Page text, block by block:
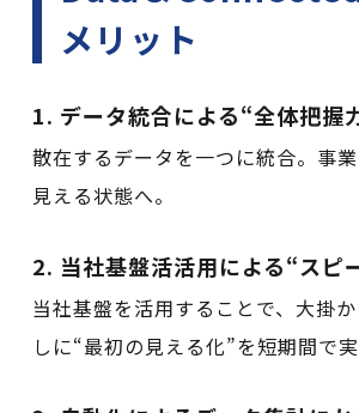
メリット
1. データ統合による“全体把握
散在するデータを一つに統合。事
見える状態へ。
2. 当社基盤活活用による“スピ
当社基盤を活用することで、大掛
しに“最初の見える化”を短期間で実